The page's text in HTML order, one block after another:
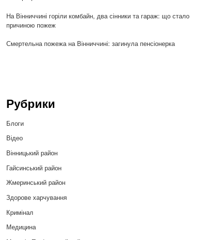
На Вінниччині горіли комбайн, два сінники та гараж: що стало
причиною пожеж
Смертельна пожежа на Вінниччині: загинула пенсіонерка
Рубрики
Блоги
Відео
Вінницький район
Гайсинський район
Жмеринський район
Здорове харчування
Кримінал
Медицина